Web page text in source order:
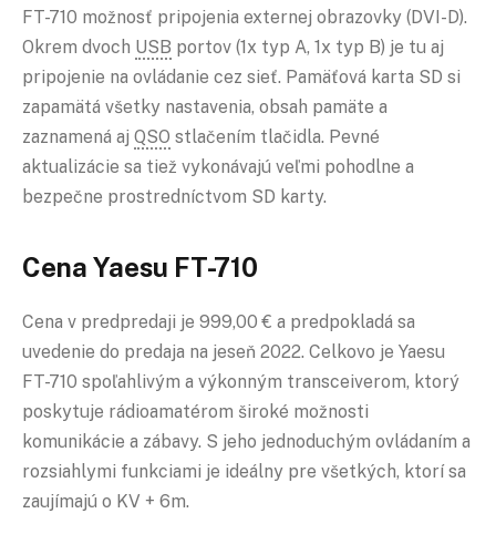
FT-710 možnosť pripojenia externej obrazovky (DVI-D).
Okrem dvoch USB portov (1x typ A, 1x typ B) je tu aj
pripojenie na ovládanie cez sieť. Pamäťová karta SD si
zapamätá všetky nastavenia, obsah pamäte a
zaznamená aj QSO stlačením tlačidla. Pevné
aktualizácie sa tiež vykonávajú veľmi pohodlne a
bezpečne prostredníctvom SD karty.
Cena Yaesu FT-710
Cena v predpredaji je 999,00 € a predpokladá sa
uvedenie do predaja na jeseň 2022. Celkovo je Yaesu
FT-710 spoľahlivým a výkonným transceiverom, ktorý
poskytuje rádioamatérom široké možnosti
komunikácie a zábavy. S jeho jednoduchým ovládaním a
rozsiahlymi funkciami je ideálny pre všetkých, ktorí sa
zaujímajú o KV + 6m.